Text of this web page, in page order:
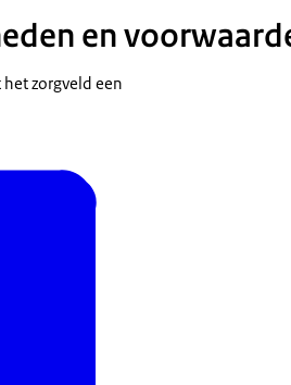
en
zorgveld een